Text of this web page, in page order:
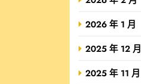
2026 年 1 月
2025 年 12 月
2025 年 11 月